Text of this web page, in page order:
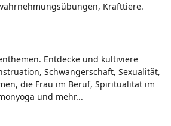
Krafttiere.
Entdecke und kultiviere
Schwangerschaft, Sexualität,
die Frau im Beruf, Spiritualität im
und mehr...